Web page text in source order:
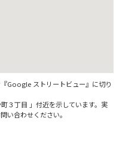
Google ストリートビュー』に切り
３丁目 」付近を示しています。実
い合わせください。